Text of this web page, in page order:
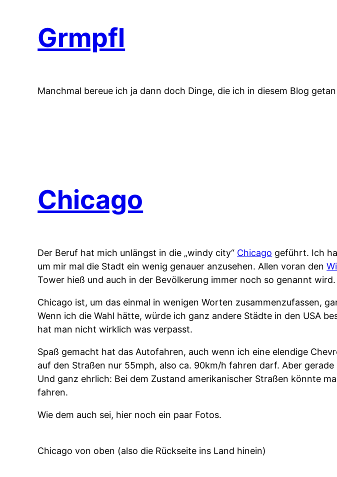
Grmpfl
Manchmal bereue ich ja dann doch Dinge, die ich in diesem Blog
Chicago
Der Beruf hat mich unlängst in die „windy city“ Chicago geführt. Ich
um mir mal die Stadt ein wenig genauer anzusehen. Allen voran den
Tower hieß und auch in der Bevölkerung immer noch so genannt wird.
Chicago ist, um das einmal in wenigen Worten zusammenzufassen,
Wenn ich die Wahl hätte, würde ich ganz andere Städte in den USA
hat man nicht wirklich was verpasst.
Spaß gemacht hat das Autofahren, auch wenn ich eine elendige
auf den Straßen nur 55mph, also ca. 90km/h fahren darf. Aber
Und ganz ehrlich: Bei dem Zustand amerikanischer Straßen könnte
fahren.
Wie dem auch sei, hier noch ein paar Fotos.
Chicago von oben (also die Rückseite ins Land hinein)